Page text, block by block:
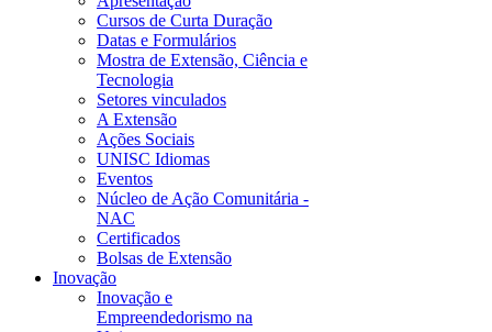
Cursos de Curta Duração
Datas e Formulários
Mostra de Extensão, Ciência e
Tecnologia
Setores vinculados
A Extensão
Ações Sociais
UNISC Idiomas
Eventos
Núcleo de Ação Comunitária -
NAC
Certificados
Bolsas de Extensão
Inovação
Inovação e
Empreendedorismo na